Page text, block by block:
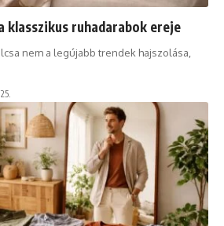
klasszikus ruhadarabok ereje
nem a legújabb trendek hajszolása,